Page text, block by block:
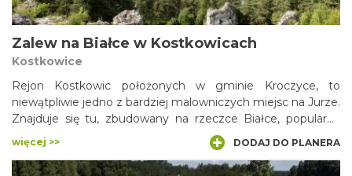
Zalew na Białce w Kostkowicach
Kostkowice
Rejon Kostkowic położonych w gminie Kroczyce, to
niewątpliwie jedno z bardziej malowniczych miejsc na Jurze.
Znajduje się tu, zbudowany na rzeczce Białce, popularny
zbiornik wodny, zwany zalewem Kostkowice lub Dzibice.
Poniżej znajdują się trzy mniejsze akweny. Oprócz
plażowania i kąpieli tutejsze okolice stwarzają okazję do
więcej >> DODAJ DO PLANERA